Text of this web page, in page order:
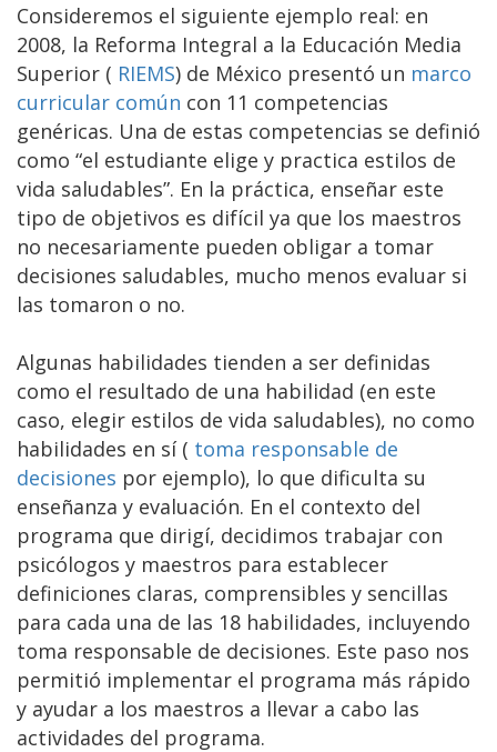
Consideremos el siguiente ejemplo real: en
2008, la Reforma Integral a la Educación Media
Superior ( RIEMS) de México presentó un marco
curricular común con 11 competencias
genéricas. Una de estas competencias se definió
como “el estudiante elige y practica estilos de
vida saludables”. En la práctica, enseñar este
tipo de objetivos es difícil ya que los maestros
no necesariamente pueden obligar a tomar
decisiones saludables, mucho menos evaluar si
las tomaron o no.
Algunas habilidades tienden a ser definidas
como el resultado de una habilidad (en este
caso, elegir estilos de vida saludables), no como
habilidades en sí ( toma responsable de
decisiones por ejemplo), lo que dificulta su
enseñanza y evaluación. En el contexto del
programa que dirigí, decidimos trabajar con
psicólogos y maestros para establecer
definiciones claras, comprensibles y sencillas
para cada una de las 18 habilidades, incluyendo
toma responsable de decisiones. Este paso nos
permitió implementar el programa más rápido
y ayudar a los maestros a llevar a cabo las
actividades del programa.